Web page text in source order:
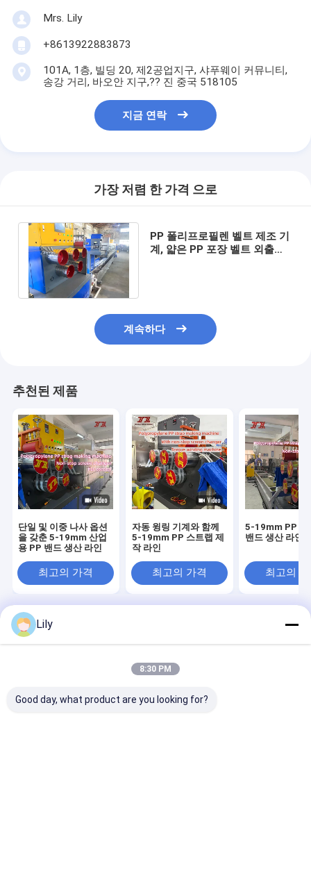
Mrs. Lily
+8613922883873
101A, 1층, 빌딩 20, 제2공업지구, 샤푸웨이 커뮤니티,
송강 거리, 바오안 지구,?? 진 중국 518105
지금 연락
가장 저렴 한 가격 으로
PP 폴리프로필렌 벨트 제조 기
계, 얇은 PP 포장 벨트 외출기,
계속하다
추천된 제품
단일 및 이중 나사 옵션
을 갖춘 5-19mm 산업
용 PP 밴드 생산 라인
최고의 가격
자동 윙링 기계와 함께
5-19mm PP 스트랩 제
작 라인
최고의 가격
5-19mm PP 스
밴드 생산 라인
최고의
중국 공장.Copyright © 2026 SHENZHEN
JIATUO PLASTIC MACHINERY CO.,LTD. All Rights Reserved.
Lily
8:30 PM
Good day, what product are you looking for?